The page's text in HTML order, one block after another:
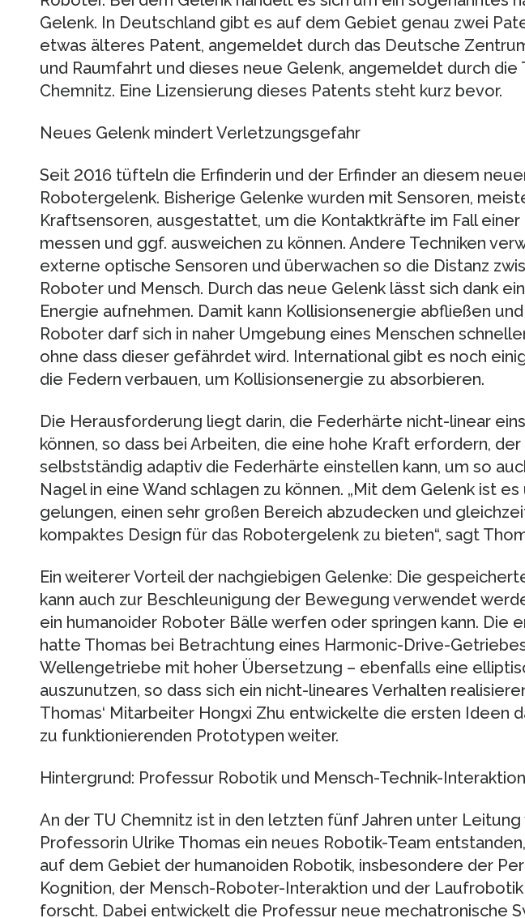
Gelenk. In Deutschland gibt es auf dem Gebiet genau zwei
etwas älteres Patent, angemeldet durch das Deutsche
und Raumfahrt und dieses neue Gelenk, angemeldet durch die
Chemnitz. Eine Lizensierung dieses Patents steht kurz bevor.
Neues Gelenk mindert Verletzungsgefahr
Seit 2016 tüfteln die Erfinderin und der Erfinder an diesem
Robotergelenk. Bisherige Gelenke wurden mit Sensoren,
Kraftsensoren, ausgestattet, um die Kontaktkräfte im Fall einer
messen und ggf. ausweichen zu können. Andere Techniken
externe optische Sensoren und überwachen so die Distanz
Roboter und Mensch. Durch das neue Gelenk lässt sich dank
Energie aufnehmen. Damit kann Kollisionsenergie abfließen
Roboter darf sich in naher Umgebung eines Menschen
ohne dass dieser gefährdet wird. International gibt es noch
die Federn verbauen, um Kollisionsenergie zu absorbieren.
Die Herausforderung liegt darin, die Federhärte nicht-linear
können, so dass bei Arbeiten, die eine hohe Kraft erfordern,
selbstständig adaptiv die Federhärte einstellen kann, um so
Nagel in eine Wand schlagen zu können. „Mit dem Gelenk ist es
gelungen, einen sehr großen Bereich abzudecken und
kompaktes Design für das Robotergelenk zu bieten“, sagt
Ein weiterer Vorteil der nachgiebigen Gelenke: Die
kann auch zur Beschleunigung der Bewegung verwendet
ein humanoider Roboter Bälle werfen oder springen kann. Die
hatte Thomas bei Betrachtung eines Harmonic-Drive-
Wellengetriebe mit hoher Übersetzung – ebenfalls eine
auszunutzen, so dass sich ein nicht-lineares Verhalten
Thomas‘ Mitarbeiter Hongxi Zhu entwickelte die ersten Ideen
zu funktionierenden Prototypen weiter.
Hintergrund: Professur Robotik und Mensch-Technik-Interaktion
An der TU Chemnitz ist in den letzten fünf Jahren unter Leitung
Professorin Ulrike Thomas ein neues Robotik-Team
auf dem Gebiet der humanoiden Robotik, insbesondere der
Kognition, der Mensch-Roboter-Interaktion und der
forscht. Dabei entwickelt die Professur neue mechatronische